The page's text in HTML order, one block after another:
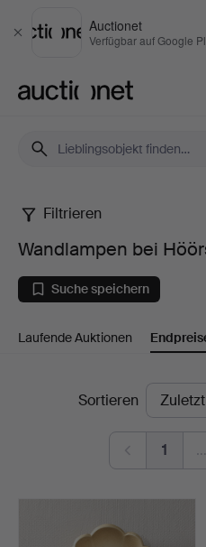
Schließen
Auctionet
Verfügbar auf Google
Wandlampen
bei
Höörs
Auktionshall
Filtrieren
Wandlampen bei
Suche speichern
Laufende Auktionen
EndpreiseSortieren
1 …